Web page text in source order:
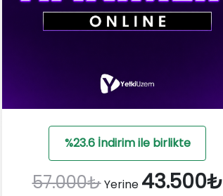
57.000₺Yerine 43.500₺
%23.6 İndirim ile birlikte